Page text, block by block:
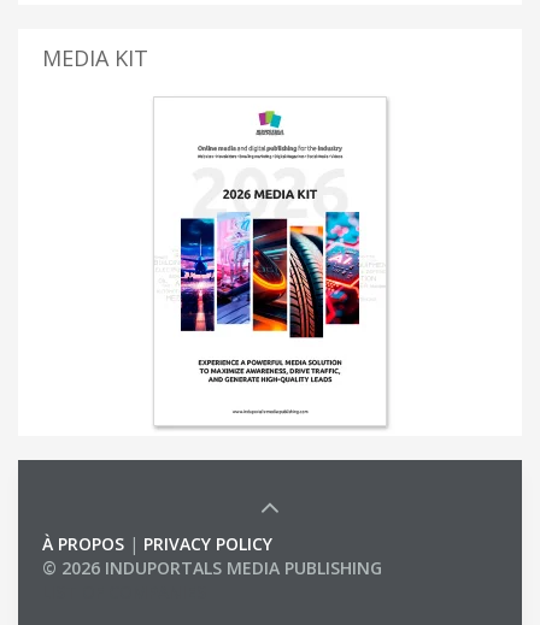
MEDIA KIT
À PROPOS | PRIVACY POLICY
© 2026 INDUPORTALS MEDIA PUBLISHING